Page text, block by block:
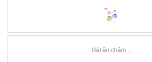
Bát ăn chậm ...